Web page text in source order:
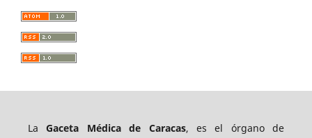
LaGaceta Médica de Caracas, es el órgano de